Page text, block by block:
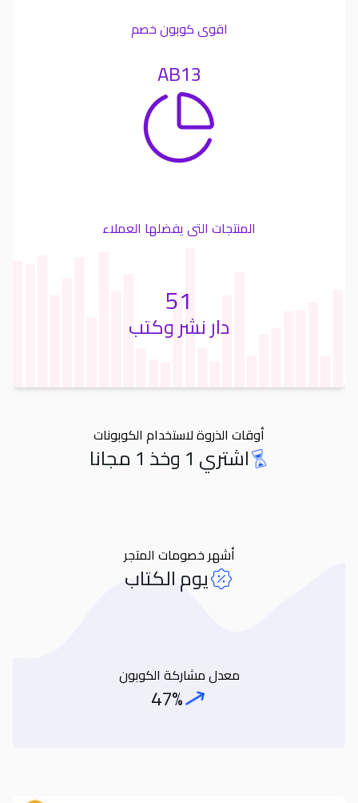
اقوى كوبون خصم
AB13
المنتجات التى يفضلها العملاء
51
دار نشر وكتب
أوقات الذروة لاستخدام الكوبونات
Orders اشتري 1 وخذ 1 مجانا
أشهر خصومات المتجر
يوم الكتاب
معدل مشاركة الكوبون
Coupon Share Rate
47%